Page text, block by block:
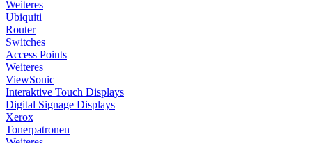
Weiteres
Ubiquiti
Router
Switches
Access Points
Weiteres
ViewSonic
Interaktive Touch Displays
Digital Signage Displays
Xerox
Tonerpatronen